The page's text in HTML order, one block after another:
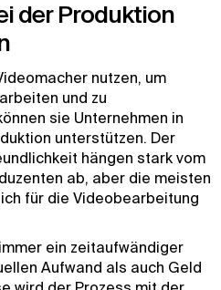
der Produktion
nutzen, um
und zu
sie Unternehmen in
unterstützen. Der
hängen stark vom
ab, aber die meisten
für die Videobearbeitung
ein zeitaufwändiger
Aufwand als auch Geld